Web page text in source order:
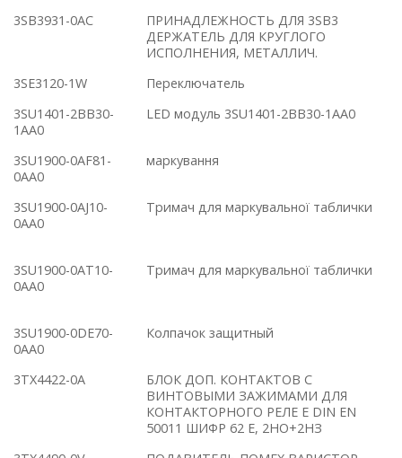
3SB3931-0AC
ПРИНАДЛЕЖНОСТЬ ДЛЯ 3SB3
ДЕРЖАТЕЛЬ ДЛЯ КРУГЛОГО
ИСПОЛНЕНИЯ, МЕТАЛЛИЧ.
3SE3120-1W
Переключатель
3SU1401-2BB30-
1AA0
LED модуль 3SU1401-2BB30-1AA0
3SU1900-0AF81-
0AA0
маркування
3SU1900-0AJ10-
0AA0
Тримач для маркувальної таблички
3SU1900-0AT10-
0AA0
Тримач для маркувальної таблички
3SU1900-0DE70-
0AA0
Колпачок защитный
3TX4422-0A
БЛОК ДОП. КОНТАКТОВ С
ВИНТОВЫМИ ЗАЖИМАМИ ДЛЯ
КОНТАКТОРНОГО РЕЛЕ E DIN EN
50011 ШИФР 62 E, 2НО+2НЗ